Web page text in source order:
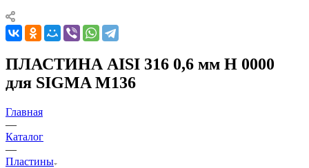
ПЛАСТИНА AISI 316 0,6 мм H 0000
для SIGMA M136
Главная
—
Каталог
—
Пластины